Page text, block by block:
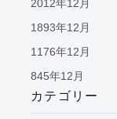
2012年12月
1893年12月
1176年12月
845年12月
カテゴリー